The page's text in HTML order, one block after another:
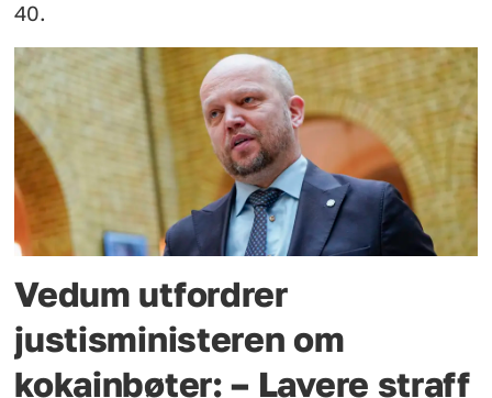
40.
Vedum utfordrer
justisministeren om
kokainbøter: – Lavere straff